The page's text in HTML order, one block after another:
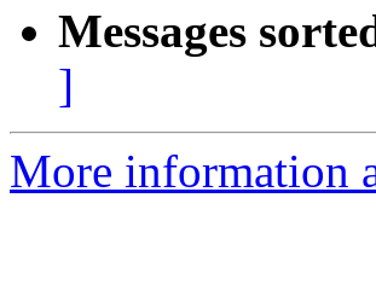
Messages
]
More information